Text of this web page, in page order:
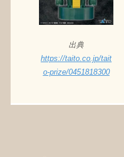
出典
https://taito.co.jp/tait
o-prize/0451818300